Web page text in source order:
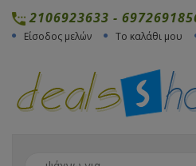
2106923633 -
Είσοδος μελών Το καλάθι μου